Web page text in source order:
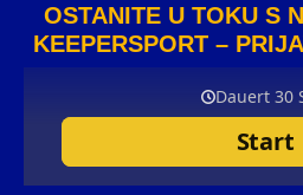
OSTANITE U TOKU S
KEEPERSPORT –